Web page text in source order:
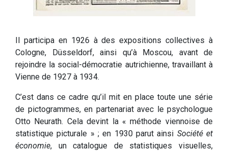
Il participa en 1926 à des expositions collectives à
Cologne, Düsseldorf, ainsi qu’à Moscou, avant de
rejoindre la social-démocratie autrichienne, travaillant à
Vienne de 1927 à 1934.
C’est dans ce cadre qu’il mit en place toute une série
de pictogrammes, en partenariat avec le psychologue
Otto Neurath. Cela devint la « méthode viennoise de
statistique picturale » ; en 1930 parut ainsi Société et
économie, un catalogue de statistiques visuelles,